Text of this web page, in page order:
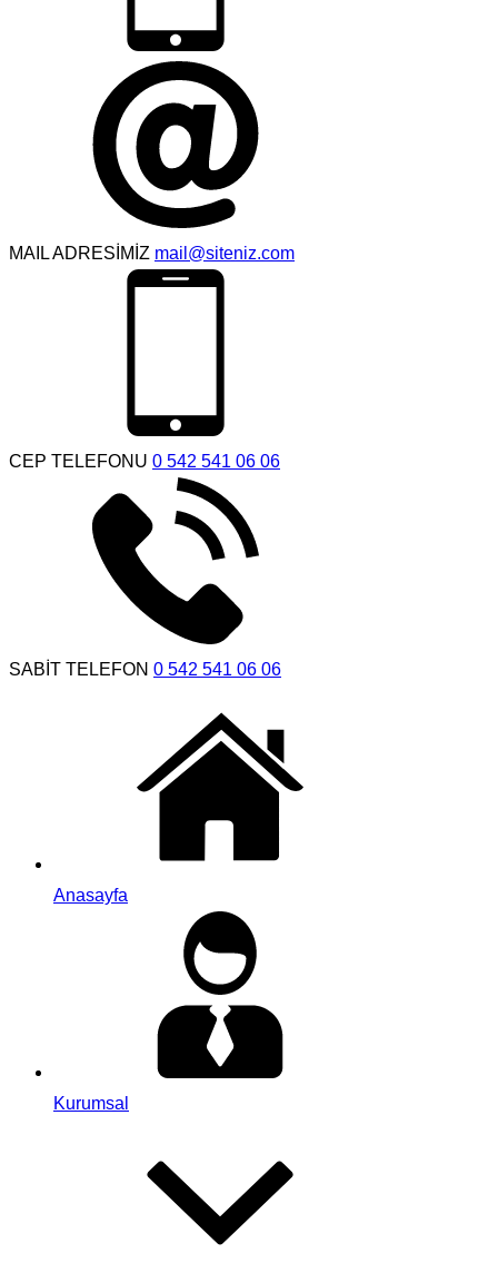
MAIL ADRESİMİZ mail@siteniz.com
CEP TELEFONU 0 542 541 06 06
SABİT TELEFON 0 542 541 06 06
Anasayfa
Kurumsal